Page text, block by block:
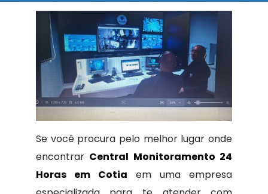
Se você procura pelo melhor lugar onde
encontrar Central Monitoramento 24
Horas em Cotia em uma empresa